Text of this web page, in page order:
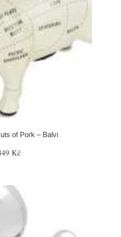
of Pork – Balvi
Kč